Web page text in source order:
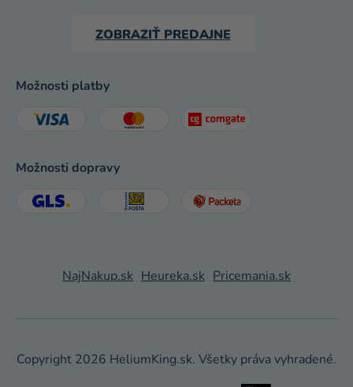
ZOBRAZIŤ PREDAJNE
Možnosti platby
Možnosti dopravy
NajNakup.sk Heureka.sk Pricemania.sk
Copyright 2026 HeliumKing.sk. Všetky práva vyhradené.